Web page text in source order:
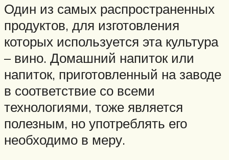
Один из самых распространенных
продуктов, для изготовления
которых используется эта культура
– вино. Домашний напиток или
напиток, приготовленный на заводе
в соответствие со всеми
технологиями, тоже является
полезным, но употреблять его
необходимо в меру.